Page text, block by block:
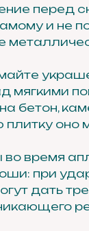
перед
и не
мягкими
бетон,
плитку оно
во время
при
дать